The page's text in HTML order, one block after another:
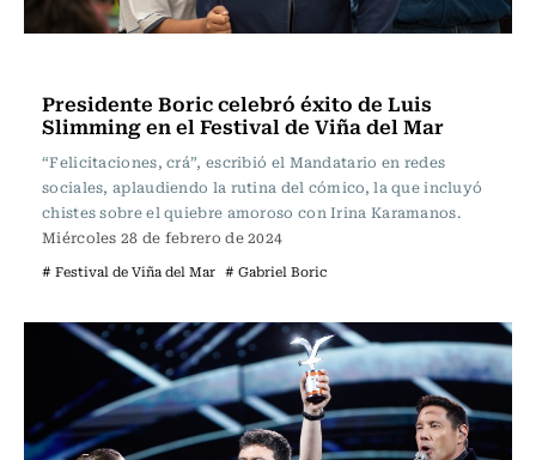
Presidente Boric celebró éxito de Luis
Slimming en el Festival de Viña del Mar
“Felicitaciones, crá”, escribió el Mandatario en redes
sociales, aplaudiendo la rutina del cómico, la que incluyó
chistes sobre el quiebre amoroso con Irina Karamanos.
Miércoles 28 de febrero de 2024
# Festival de Viña del Mar # Gabriel Boric